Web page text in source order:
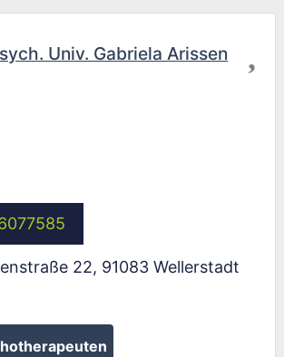
Univ. Gabriela Arissen
22, 91083 Wellerstadt